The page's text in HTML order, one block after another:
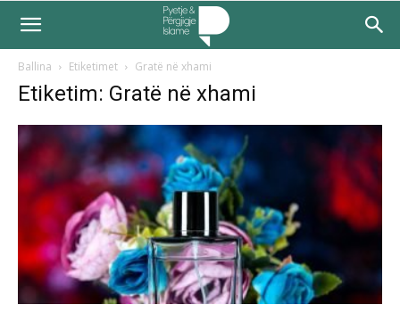
Ballina Etiketimet Gratë në xhami
Etiketim: Gratë në xhami